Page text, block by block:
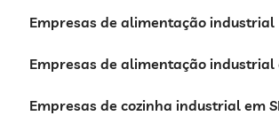
Empresas de alimentação industrial
Empresas de alimentação industrial
Empresas de cozinha industrial em